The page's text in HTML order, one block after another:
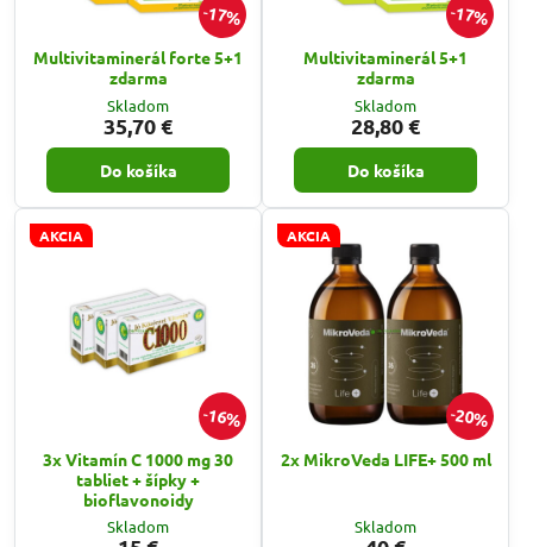
17%
Multivitaminerál forte 5+1
zdarma
Skladom
35,70 €
Do košíka
17%
Multivitaminerál 5+1
zdarma
Skladom
28,80 €
Do košíka
16%
AKCIA
3x Vitamín C 1000 mg 30
tabliet + šípky +
bioflavonoidy
Skladom
20%
AKCIA
2x MikroVeda LIFE+ 500 ml
Skladom